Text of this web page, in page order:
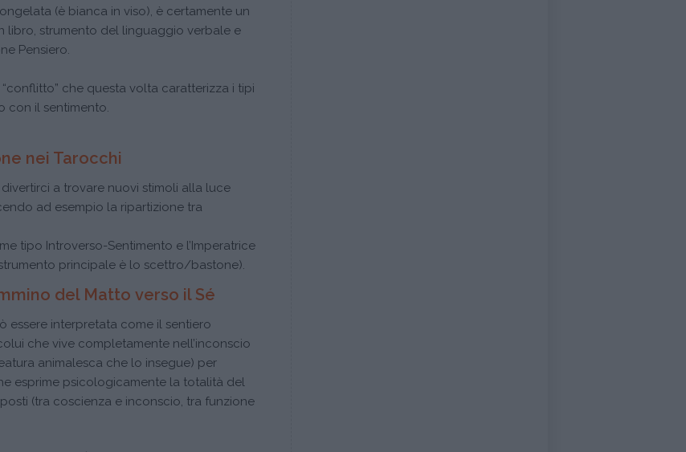
(è bianca in viso), è certamente un
libro, strumento del linguaggio verbale e
Pensiero.
che questa volta caratterizza i tipi
con il sentimento.
nei Tarocchi
a trovare nuovi stimoli alla luce
ad esempio la ripartizione tra
tipo Introverso-Sentimento e l’Imperatrice
principale è lo scettro/bastone).
del Matto verso il Sé
essere interpretata come il sentiero
che vive completamente nell’inconscio
animalesca che lo insegue) per
esprime psicologicamente la totalità del
(tra coscienza e inconscio, tra funzione